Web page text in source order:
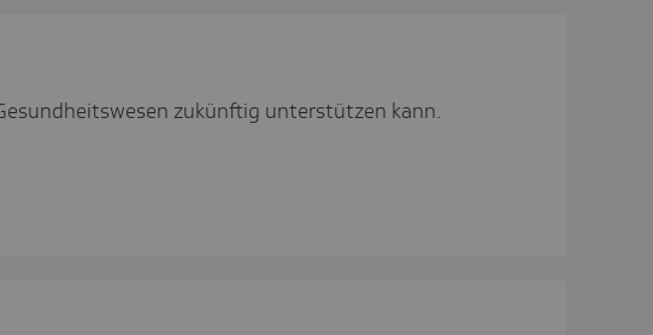
zukünftig unterstützen kann.